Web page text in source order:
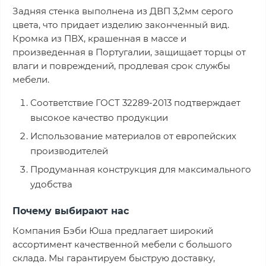
Задняя стенка выполнена из ДВП 3,2мм серого
цвета, что придает изделию законченный вид.
Кромка из ПВХ, крашенная в массе и
произведенная в Португалии, защищает торцы от
влаги и повреждений, продлевая срок службы
мебели.
Соответствие ГОСТ 32289-2013 подтверждает
высокое качество продукции
Использование материалов от европейских
производителей
Продуманная конструкция для максимального
удобства
Почему выбирают нас
Компания Бэби Юша предлагает широкий
ассортимент качественной мебели с большого
склада. Мы гарантируем быструю доставку,